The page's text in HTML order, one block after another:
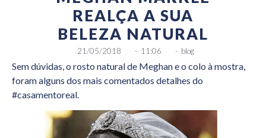
REALÇA A SUA
BELEZA NATURAL
21/05/2018 - 11:06 - blog
Sem dúvidas, o rosto natural de Meghan e o colo à mostra,
foram alguns dos mais comentados detalhes do
#casamentoreal.